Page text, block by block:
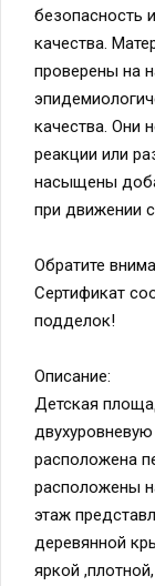
безопасность
качества.
проверены на
качества. Они
реакции или
насыщены
при движении
Обратите
Сертификат
подделок!
Описание:
Детская
расположена
расположены
этаж
деревянной
яркой